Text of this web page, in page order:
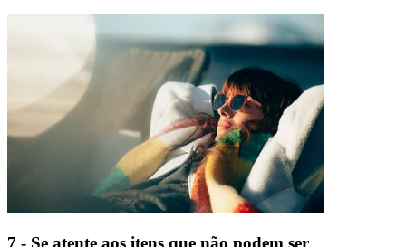
7 - Se atente aos itens que não podem ser